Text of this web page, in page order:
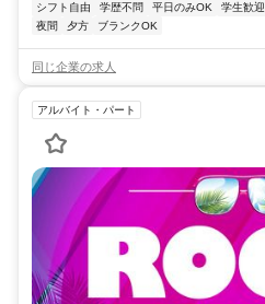
シフト自由
学歴不問 平日のみOK 学生歓迎
夜間
夕方 ブランクOK
同じ企業の求人
アルバイト・パート